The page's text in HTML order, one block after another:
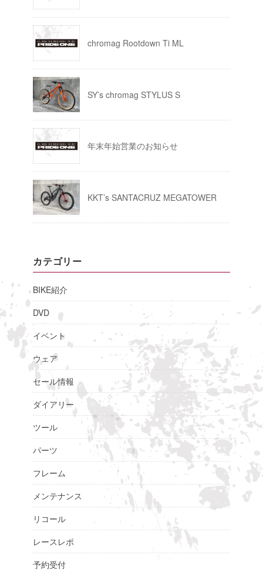
chromag Rootdown Ti ML
SY’s chromag STYLUS S
年末年始営業のお知らせ
KKT’s SANTACRUZ MEGATOWER
カテゴリー
BIKE紹介
DVD
イベント
ウェア
セール情報
ダイアリー
ツール
パーツ
フレーム
メンテナンス
リコール
レースレポ
予約受付